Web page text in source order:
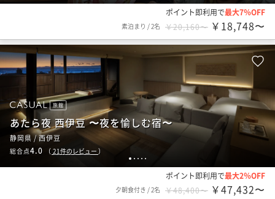
ポイント即利用で最大7％OFF
素泊まり /2名 ￥20,160〜 ￥18,748〜
1 2 3 4 5
旅館
あたら夜 西伊豆 〜夜を愉しむ宿〜
静岡県 / 西伊豆
総合点4.0 （ 21件のレビュー ）
ポイント即利用で最大2％OFF
夕朝食付き /2名 ￥48,400〜 ￥47,432〜